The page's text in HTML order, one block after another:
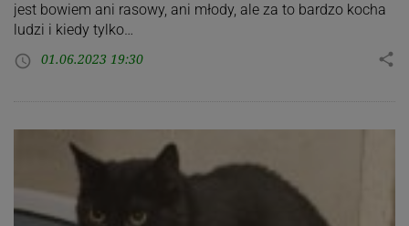
jest bowiem ani rasowy, ani młody, ale za to bardzo kocha
ludzi i kiedy tylko…
access_time 01.06.2023 19:30 share